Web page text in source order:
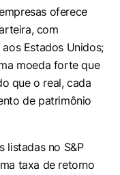
oferece
com
Estados Unidos;
moeda forte que
que o real, cada
de patrimônio
listadas no S&P
taxa de retorno